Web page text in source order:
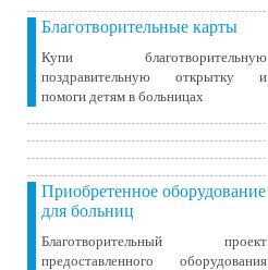
Благотворительные карты
Купи благотворительную
поздравительную открытку и
помоги детям в больницах
Приобретенное оборудование
для больниц
Благотворительный проект
предоставленного оборудования